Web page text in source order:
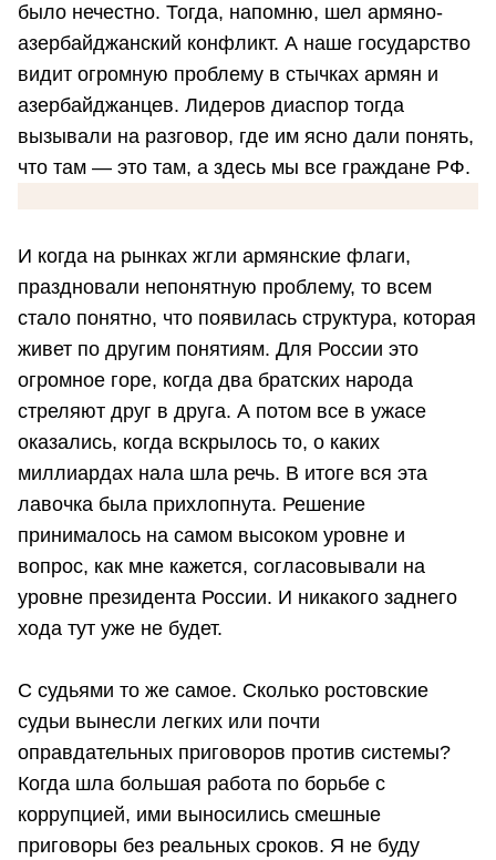
было нечестно. Тогда, напомню, шел армяно-
азербайджанский конфликт. А наше государство
видит огромную проблему в стычках армян и
азербайджанцев. Лидеров диаспор тогда
вызывали на разговор, где им ясно дали понять,
что там — это там, а здесь мы все граждане РФ.
И когда на рынках жгли армянские флаги,
праздновали непонятную проблему, то всем
стало понятно, что появилась структура, которая
живет по другим понятиям. Для России это
огромное горе, когда два братских народа
стреляют друг в друга. А потом все в ужасе
оказались, когда вскрылось то, о каких
миллиардах нала шла речь. В итоге вся эта
лавочка была прихлопнута. Решение
принималось на самом высоком уровне и
вопрос, как мне кажется, согласовывали на
уровне президента России. И никакого заднего
хода тут уже не будет.
С судьями то же самое. Сколько ростовские
судьи вынесли легких или почти
оправдательных приговоров против системы?
Когда шла большая работа по борьбе с
коррупцией, ими выносились смешные
приговоры без реальных сроков. Я не буду